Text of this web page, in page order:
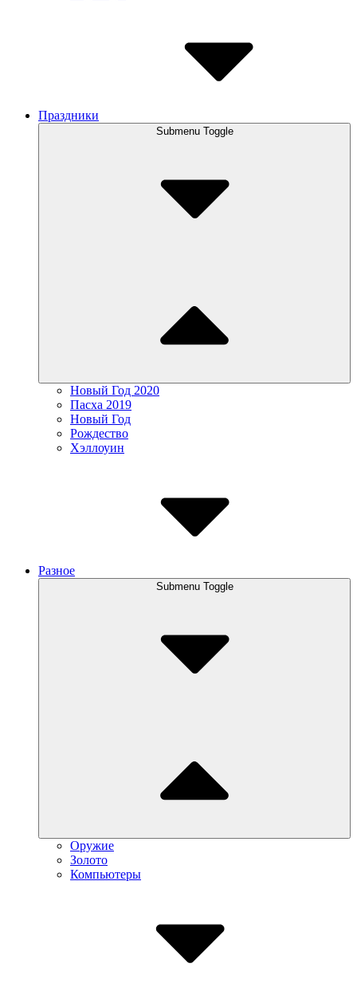
Праздники
Submenu Toggle
Новый Год 2020
Пасха 2019
Новый Год
Рождество
Хэллоуин
Разное
Submenu Toggle
Оружие
Золото
Компьютеры